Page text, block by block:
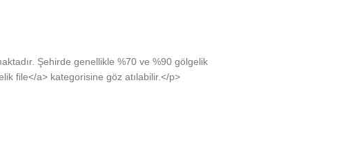
Şehirde genellikle %70 ve %90 gölgelik
file</a> kategorisine göz atılabilir.</p>